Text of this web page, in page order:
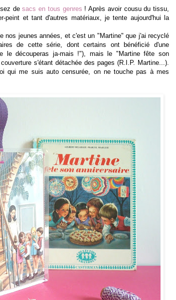
desacs en tous genres ! Après avoir cousu du tissu,
et tant d'autres matériaux, je tente aujourd'hui la
nos jeunes années, et c'est un "Martine" que j'ai recyclé
de cette série, dont certains ont bénéficié d'une
découperas ja-mais !"), mais le "Martine fête son
s'étant détachée des pages (R.I.P. Martine...).
qui me suis auto censurée, on ne touche pas à mes